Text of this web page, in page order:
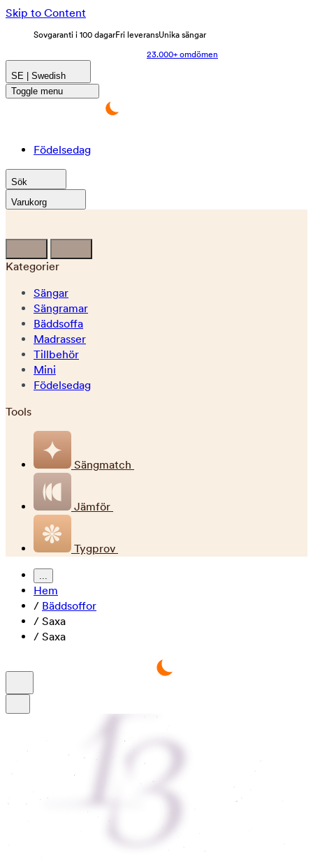
Skip to Content
Sovgaranti i 100 dagarFri leveransUnika sängar
23.000+ omdömen
SE | Swedish
Toggle menu
Födelsedag
Sök
Varukorg
Kategorier
Sängar
Sängramar
Bäddsoffa
Madrasser
Tillbehör
Mini
Födelsedag
Tools
Sängmatch
Jämför
Tygprov
...
Hem
/ Bäddsoffor
/ Saxa
/ Saxa